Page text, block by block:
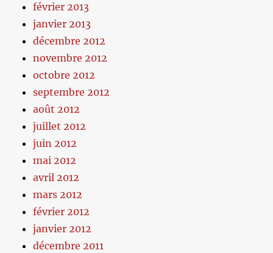
février 2013
janvier 2013
décembre 2012
novembre 2012
octobre 2012
septembre 2012
août 2012
juillet 2012
juin 2012
mai 2012
avril 2012
mars 2012
février 2012
janvier 2012
décembre 2011